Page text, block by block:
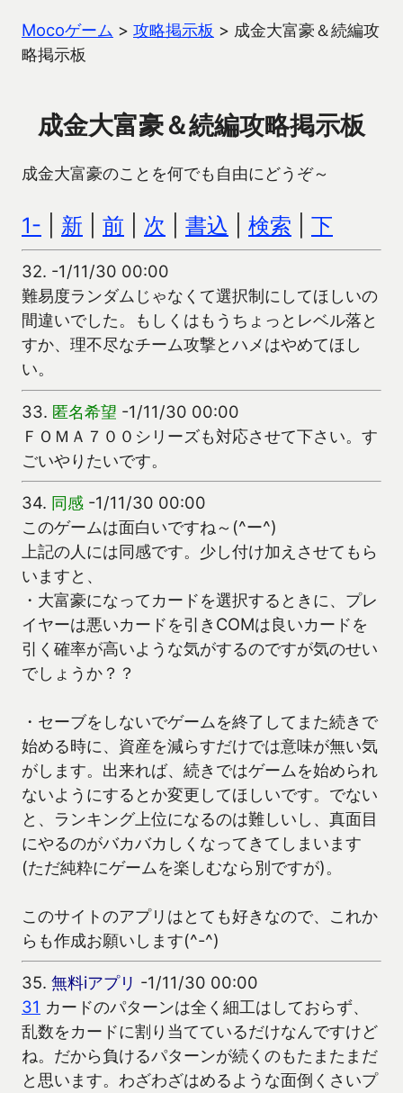
Mocoゲーム > 攻略掲示板 > 成金大富豪＆続編攻
略掲示板
成金大富豪＆続編攻略掲示板
成金大富豪のことを何でも自由にどうぞ～
1- 新 前 次 書込 検索 下
32. -1/11/30 00:00
難易度ランダムじゃなくて選択制にしてほしいの
間違いでした。もしくはもうちょっとレベル落と
すか、理不尽なチーム攻撃とハメはやめてほし
い。
33. 匿名希望 -1/11/30 00:00
ＦＯＭＡ７００シリーズも対応させて下さい。す
ごいやりたいです。
34. 同感 -1/11/30 00:00
このゲームは面白いですね～(^ー^)
上記の人には同感です。少し付け加えさせてもら
いますと、
・大富豪になってカードを選択するときに、プレ
イヤーは悪いカードを引きCOMは良いカードを
引く確率が高いような気がするのですが気のせい
でしょうか？？
・セーブをしないでゲームを終了してまた続きで
始める時に、資産を減らすだけでは意味が無い気
がします。出来れば、続きではゲームを始められ
ないようにするとか変更してほしいです。でない
と、ランキング上位になるのは難しいし、真面目
にやるのがバカバカしくなってきてしまいます
(ただ純粋にゲームを楽しむなら別ですが)。
このサイトのアプリはとても好きなので、これか
らも作成お願いします(^-^)
35. 無料iアプリ -1/11/30 00:00
31 カードのパターンは全く細工はしておらず、
乱数をカードに割り当てているだけなんですけど
ね。だから負けるパターンが続くのもたまたまだ
と思います。わざわざはめるような面倒くさいプ